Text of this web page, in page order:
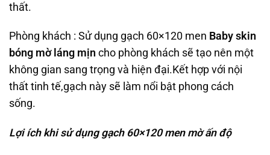
thất.
Phòng khách : Sử dụng gạch 60×120 men Baby skin
bóng mờ láng mịn cho phòng khách sẽ tạo nên một
không gian sang trọng và hiện đại.Kết hợp với nội
thất tinh tế,gạch này sẽ làm nổi bật phong cách
sống.
Lợi ích khi sử dụng gạch 60×120 men mờ ấn độ